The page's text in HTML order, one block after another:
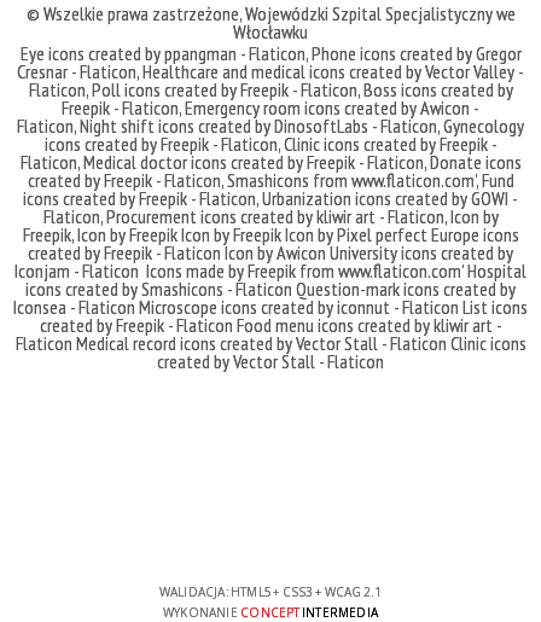
© Wszelkie prawa zastrzeżone,Wojewódzki Szpital Specjalistyczny we
Włocławku
Eye icons created by ppangman - Flaticon,Phone icons created by Gregor
Cresnar - Flaticon,Healthcare and medical icons created by Vector Valley -
Flaticon,Poll icons created by Freepik - Flaticon,Boss icons created by
Freepik - Flaticon,Emergency room icons created by Awicon -
Flaticon,Night shift icons created by DinosoftLabs - Flaticon,Gynecology
icons created by Freepik - Flaticon,Clinic icons created by Freepik -
Flaticon,Medical doctor icons created by Freepik - Flaticon,Donate icons
created by Freepik - Flaticon,Smashicons from www.flaticon.com',Fund
icons created by Freepik - Flaticon,Urbanization icons created by GOWI -
Flaticon,Procurement icons created by kliwir art - Flaticon,Icon by
Freepik,Icon by FreepikIcon by FreepikIcon by Pixel perfectEurope icons
created by Freepik - Flaticon Icon by Awicon University icons created by
Iconjam - Flaticon Icons made byFreepik from www.flaticon.com'Hospital
icons created by Smashicons - Flaticon Question-mark icons created by
Iconsea - Flaticon Microscope icons created by iconnut - Flaticon List icons
created by Freepik - Flaticon Food menu icons created by kliwir art -
Flaticon Medical record icons created by Vector Stall - Flaticon Clinic icons
created by Vector Stall - Flaticon
WALIDACJA: HTML5+ CSS3 + WCAG 2.1
WYKONANIE CONCEPTINTERMEDIA